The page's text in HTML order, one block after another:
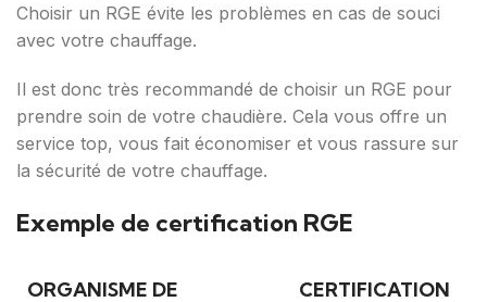
Choisir un RGE évite les problèmes en cas de souci
avec votre chauffage.
Il est donc très recommandé de choisir un RGE pour
prendre soin de votre chaudière. Cela vous offre un
service top, vous fait économiser et vous rassure sur
la sécurité de votre chauffage.
Exemple de certification RGE
ORGANISME DE
CERTIFICATION